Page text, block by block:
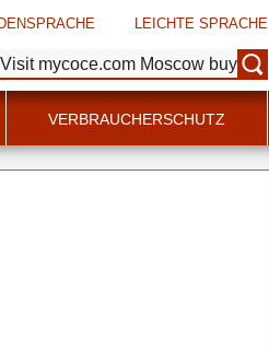
LEICHTE SPRACHE
Suche:
VERBRAUCHERSCHUTZ